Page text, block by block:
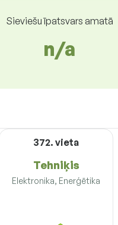
Sieviešu īpatsvars amatā
n/a
372. vieta
Tehniķis
Elektronika, Enerģētika